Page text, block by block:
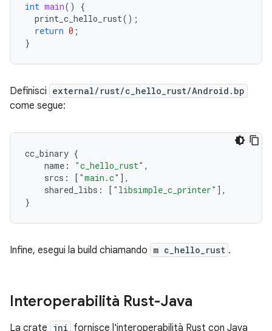
int main()
{
print_c_hello_rust();
return 0 ;
}
Definisci external/rust/c_hello_rust/Android.bp
come segue:
cc_binary {
name : "c_hello_rust" ,
srcs : [ "main.c" ],
shared_libs : [ "libsimple_c_printer" ],
}
Infine, esegui la build chiamando m c_hello_rust .
Interoperabilità Rust-Java
La crate jni fornisce l'interoperabilità Rust con Java